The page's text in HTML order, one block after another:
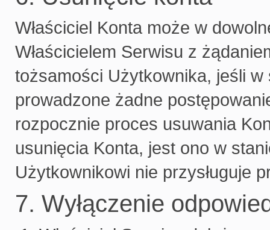
Właściciel Konta może w
Właścicielem Serwisu z
tożsamości Użytkownika, jeśli
prowadzone żadne
rozpocznie proces usuwania
usunięcia Konta, jest ono w
Użytkownikowi nie przysługuje
7. Wyłączenie